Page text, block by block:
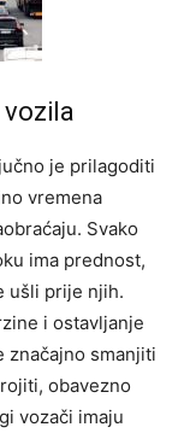
je prilagoditi
vremena
Svako
ima prednost,
ušli prije njih.
i ostavljanje
značajno smanjiti
obavezno
vozači imaju